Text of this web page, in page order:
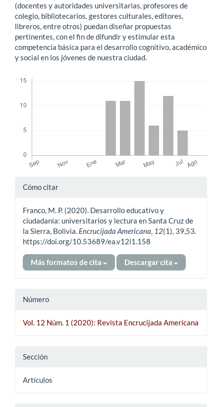
(docentes y autoridades universitarias, profesores de
colegio, bibliotecarios, gestores culturales, editores,
libreros, entre otros) puedan diseñar propuestas
pertinentes, con el fin de difundir y estimular esta
competencia básica para el desarrollo cognitivo, académico
y social en los jóvenes de nuestra ciudad.
Detalles
artículo
Cómo citar
Franco, M. P. (2020). Desarrollo educativo y
ciudadanía: universitarios y lectura en Santa Cruz de
la Sierra, Bolivia. Encrucijada Americana, 12(1), 39,53.
https://doi.org/10.53689/ea.v12i1.158
Más formatos de cita Descargar cita
Número
Vol. 12 Núm. 1 (2020): Revista Encrucijada Americana
Sección
Artículos